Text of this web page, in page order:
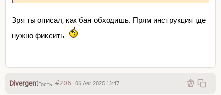
Зря ты описал, как бан обходишь. Прям инструкция где
нужно фиксить
DivergentГость #206 06 Авг 2025 13:47